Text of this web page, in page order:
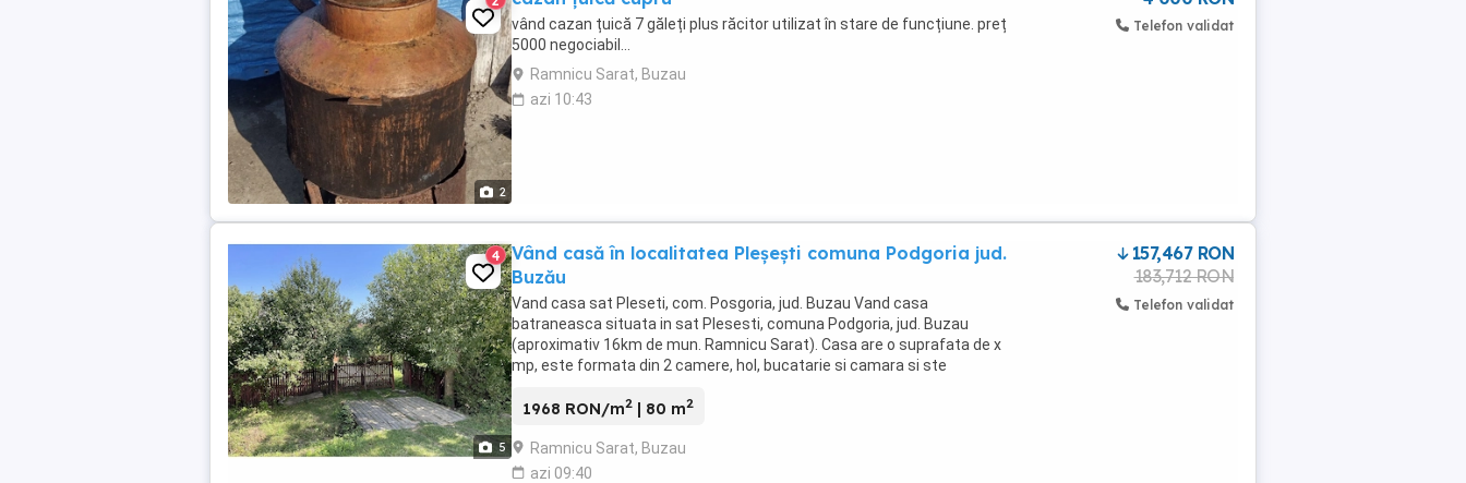
2
vând cazan țuică 7 găleți plus răcitor utilizat în stare de funcțiune. preț
5000 negociabil...
Ramnicu Sarat, Buzau
azi 10:43
Telefon validat
5
4
Vând casă în localitatea Pleșești comuna Podgoria jud.
Buzău
Vand casa sat Pleseti, com. Posgoria, jud. Buzau Vand casa
batraneasca situata in sat Plesesti, comuna Podgoria, jud. Buzau
(aproximativ 16km de mun. Ramnicu Sarat). Casa are o suprafata de x
mp, este formata din 2 camere, hol, bucatarie si camara si ste
1968 RON/m2 | 80 m2
Ramnicu Sarat, Buzau
azi 09:40
157,467 RON
183,712 RON
Telefon validat